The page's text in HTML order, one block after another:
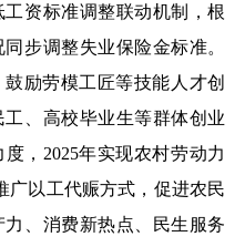
资标准调整联动机制，根
步调整失业保险金标准。
励劳模工匠等技能人才创
、高校毕业生等群体创业
，2025年实现农村劳动力
广以工代赈方式，促进农民
、消费新热点、民生服务